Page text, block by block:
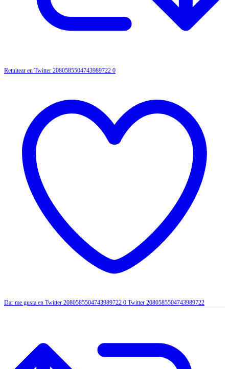
Retuitear en Twitter 2080585504743989722 0
Dar me gusta en Twitter 2080585504743989722 0 Twitter 2080585504743989722